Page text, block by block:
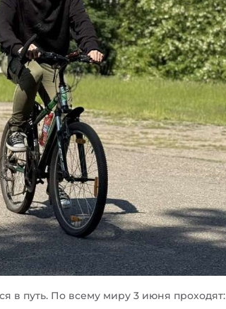
в путь. По всему миру 3 июня проходят: